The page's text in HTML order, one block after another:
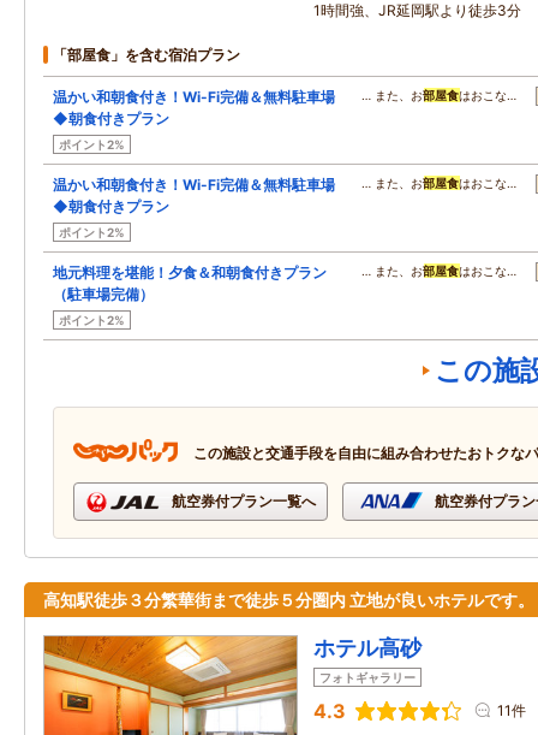
1時間強、JR延岡駅より徒歩3分
「部屋食」を含む宿泊プラン
温かい和朝食付き！Wi-Fi完備＆無料駐車場
◆朝食付きプラン
ポイント2%
… また、お部屋食はおこな…
温かい和朝食付き！Wi-Fi完備＆無料駐車場
◆朝食付きプラン
ポイント2%
… また、お部屋食はおこな…
地元料理を堪能！夕食＆和朝食付きプラン
（駐車場完備）
ポイント2%
… また、お部屋食はおこな…
この施
この施設と交通手段を自由に組み合わせたおトクな
航空券付プラン一覧へ 航空券付プラ
高知駅徒歩３分繁華街まで徒歩５分圏内 立地が良いホテルです。
ホテル高砂
フォトギャラリー
4.3 11件